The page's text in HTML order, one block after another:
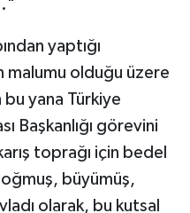
yaptığı
malumu olduğu üzere
yana Türkiye
Başkanlığı görevini
toprağı için bedel
büyümüş,
olarak, bu kutsal